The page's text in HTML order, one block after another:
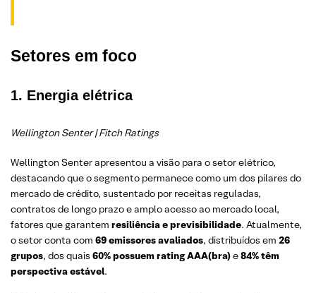
Setores em foco
1. Energia elétrica
Wellington Senter | Fitch Ratings
Wellington Senter apresentou a visão para o setor elétrico,
destacando que o segmento permanece como um dos pilares do
mercado de crédito, sustentado por receitas reguladas,
contratos de longo prazo e amplo acesso ao mercado local,
fatores que garantem resiliência e previsibilidade. Atualmente,
o setor conta com 69 emissores avaliados, distribuídos em 26
grupos, dos quais 60% possuem rating AAA(bra)e84% têm
perspectiva estável.